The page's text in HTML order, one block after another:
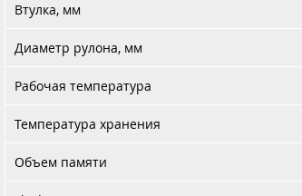
Втулка, мм
Диаметр рулона, мм
Рабочая температура
Температура хранения
Объем памяти